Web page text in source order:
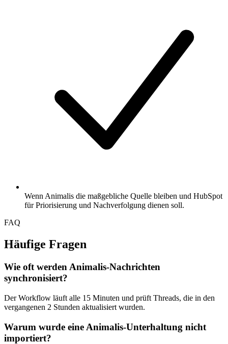
Wenn Animalis die maßgebliche Quelle bleiben und HubSpot
für Priorisierung und Nachverfolgung dienen soll.
FAQ
Häufige Fragen
Wie oft werden Animalis-Nachrichten
synchronisiert?
Der Workflow läuft alle 15 Minuten und prüft Threads, die in den
vergangenen 2 Stunden aktualisiert wurden.
Warum wurde eine Animalis-Unterhaltung nicht
importiert?